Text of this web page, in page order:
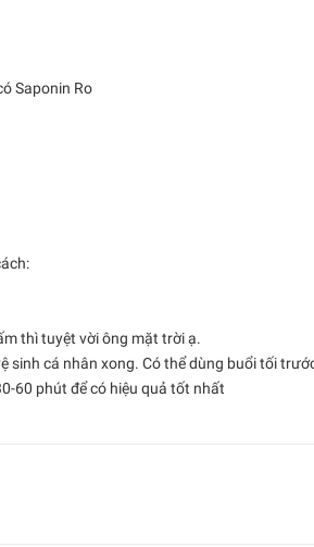
Saponin Ro
thì tuyệt vời ông mặt trời ạ.
cá nhân xong. Có thể dùng buổi tối
60 phút để có hiệu quả tốt nhất